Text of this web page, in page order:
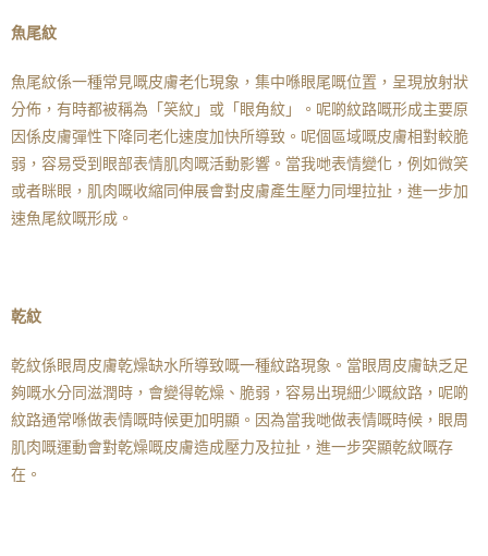
魚尾紋
魚尾紋係一種常見嘅皮膚老化現象，集中喺眼尾嘅位置，呈現放射狀
分佈，有時都被稱為「笑紋」或「眼角紋」。呢啲紋路嘅形成主要原
因係皮膚彈性下降同老化速度加快所導致。呢個區域嘅皮膚相對較脆
弱，容易受到眼部表情肌肉嘅活動影響。當我哋表情變化，例如微笑
或者眯眼，肌肉嘅收縮同伸展會對皮膚產生壓力同埋拉扯，進一步加
速魚尾紋嘅形成。
乾紋
乾紋係眼周皮膚乾燥缺水所導致嘅一種紋路現象。當眼周皮膚缺乏足
夠嘅水分同滋潤時，會變得乾燥、脆弱，容易出現細少嘅紋路，呢啲
紋路通常喺做表情嘅時候更加明顯。因為當我哋做表情嘅時候，眼周
肌肉嘅運動會對乾燥嘅皮膚造成壓力及拉扯，進一步突顯乾紋嘅存
在。